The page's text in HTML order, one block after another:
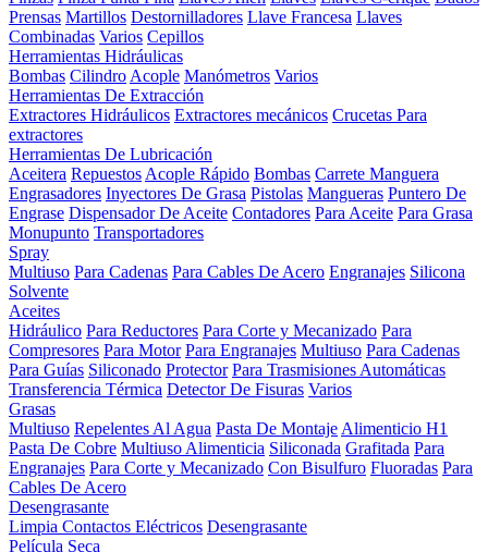
Prensas Martillos Destornilladores Llave Francesa Llaves
Combinadas Varios Cepillos
Herramientas Hidráulicas
Bombas Cilindro Acople Manómetros Varios
Herramientas De Extracción
Extractores Hidráulicos Extractores mecánicos Crucetas Para
extractores
Herramientas De Lubricación
Aceitera Repuestos Acople Rápido Bombas Carrete Manguera
Engrasadores Inyectores De Grasa Pistolas Mangueras Puntero De
Engrase Dispensador De Aceite Contadores Para Aceite Para Grasa
Monupunto Transportadores
Spray
Multiuso Para Cadenas Para Cables De Acero Engranajes Silicona
Solvente
Aceites
Hidráulico Para Reductores Para Corte y Mecanizado Para
Compresores Para Motor Para Engranajes Multiuso Para Cadenas
Para Guías Siliconado Protector Para Trasmisiones Automáticas
Transferencia Térmica Detector De Fisuras Varios
Grasas
Multiuso Repelentes Al Agua Pasta De Montaje Alimenticio H1
Pasta De Cobre Multiuso Alimenticia Siliconada Grafitada Para
Engranajes Para Corte y Mecanizado Con Bisulfuro Fluoradas Para
Cables De Acero
Desengrasante
Limpia Contactos Eléctricos Desengrasante
Película Seca